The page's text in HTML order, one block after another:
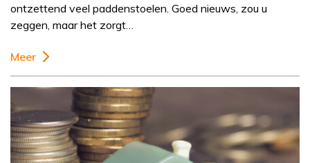
ontzettend veel paddenstoelen. Goed nieuws, zou u
zeggen, maar het zorgt…
Meer